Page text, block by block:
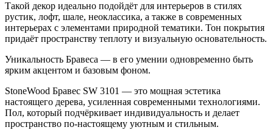
Такой декор идеально подойдёт для интерьеров в стилях
рустик, лофт, шале, неоклассика, а также в современных
интерьерах с элементами природной тематики. Тон покрытия
придаёт пространству теплоту и визуальную основательность.
Уникальность Бравеса — в его умении одновременно быть
ярким акцентом и базовым фоном.
StoneWood Бравес SW 3101 — это мощная эстетика
настоящего дерева, усиленная современными технологиями.
Пол, который подчёркивает индивидуальность и делает
пространство по-настоящему уютным и стильным.